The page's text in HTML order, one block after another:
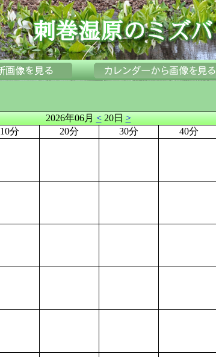
2026年06月<20日>
10分 20分 30分 40分